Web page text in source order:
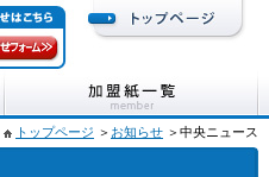
トップページ ＞ お知らせ ＞中央ニュース